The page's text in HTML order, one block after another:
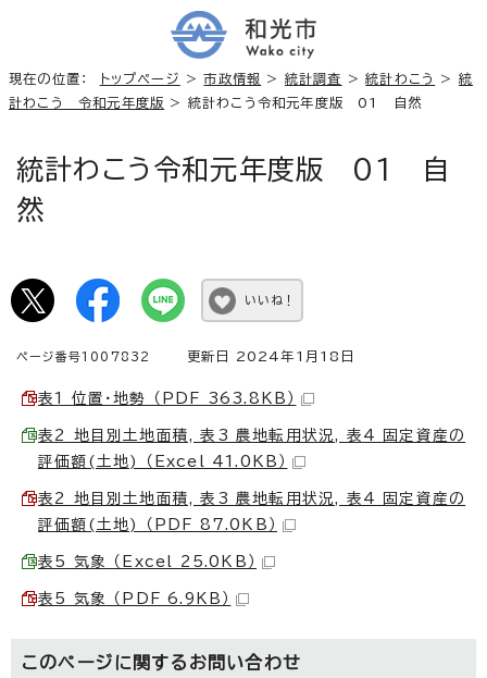
現在の位置： トップページ >市政情報 > 統計調査 >統計わこう > 統
計わこう 令和元年度版 > 統計わこう令和元年度版 01 自然
統計わこう令和元年度版 01 自
然
いいね！
ページ番号1007832 更新日 2024年1月18日
表1 位置・地勢 （PDF 363.8KB）
表2 地目別土地面積, 表3 農地転用状況, 表4 固定資産の
評価額(土地) （Excel 41.0KB）
表2 地目別土地面積, 表3 農地転用状況, 表4 固定資産の
評価額(土地) （PDF 87.0KB）
表5 気象 （Excel 25.0KB）
表5 気象 （PDF 6.9KB）
このページに関する お問い合わせ